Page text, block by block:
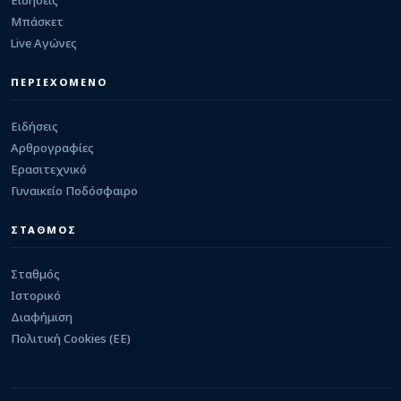
05/08/2026 · 00:35
Μπάσκετ
Live Αγώνες
ΠΕΡΙΕΧΟΜΕΝΟ
Ειδήσεις
Αρθρογραφίες
Ερασιτεχνικό
Γυναικείο Ποδόσφαιρο
ΣΤΑΘΜΟΣ
Σταθμός
Ιστορικό
Διαφήμιση
Πολιτική Cookies (ΕΕ)